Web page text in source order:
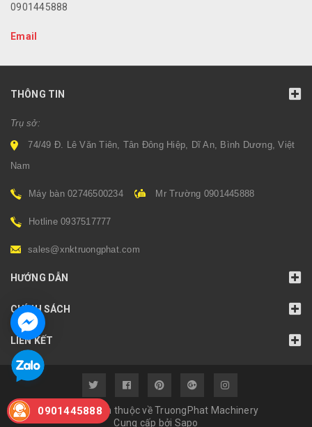
0901445888
Email
THÔNG TIN
Trụ sở:
74/49 Đ. Lê Văn Tiên, Tân Đông Hiệp, Dĩ An, Bình Dương, Việt
Nam
Máy bàn 02746500234 Mr Trường 0901445888
Hotline 0937517777
sales@xnktruongphat.com
HƯỚNG DẪN
CHÍNH SÁCH
LIÊN KẾT
© Bản quyền thuộc về TruongPhat Machinery
Cung cấp bởi Sapo
0901445888